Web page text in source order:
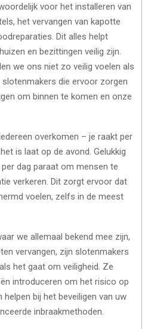
voor het installeren van
het vervangen van kapotte
Dit alles helpt
en bezittingen veilig zijn.
we ons niet zo veilig voelen als
die ervoor zorgen
om binnen te komen en onze
overkomen – je raakt per
is laat op de avond. Gelukkig
dag paraat om mensen te
verkeren. Dit zorgt ervoor dat
voelen, zelfs in de meest
we allemaal bekend mee zijn,
vervangen, zijn slotenmakers
het gaat om veiligheid. Ze
introduceren om het risico op
helpen bij het beveiligen van uw
inbraakmethoden.